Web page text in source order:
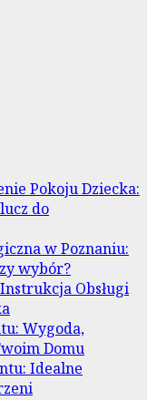
Pokoju Dziecka:
do
w Poznaniu:
wybór?
Obsługi
Wygoda,
Domu
Idealne